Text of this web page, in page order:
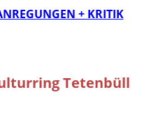
+ KRITIK
Tetenbüll